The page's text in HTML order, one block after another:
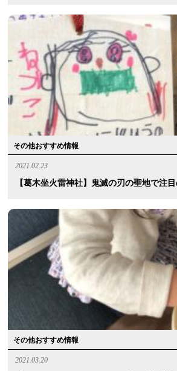
その他おすすめ情報
2021.02.23
【葛木坐火雷神社】鬼滅の刃の聖地で注
その他おすすめ情報
2021.03.20